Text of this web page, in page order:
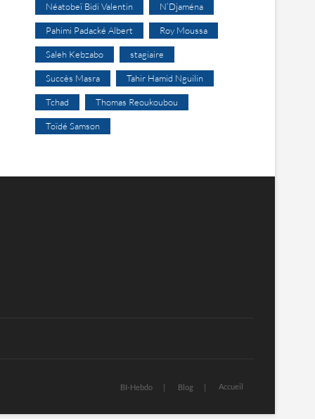
Néatobeï Bidi Valentin N’Djaména
Pahimi Padacké Albert Roy Moussa
Saleh Kebzabo stagiaire
Succès Masra Tahir Hamid Nguilin
Tchad Thomas Reoukoubou
Toïdé Samson
BI-Hebdo Blog Accueil